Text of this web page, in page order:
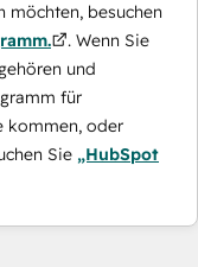
möchten, besuchen
. Wenn Sie
und
für
kommen, oder
Sie „HubSpot